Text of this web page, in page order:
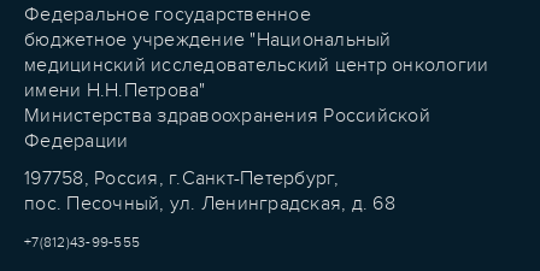
Федеральное государственное
бюджетное учреждение "Национальный
медицинский исследовательский центр онкологии
имени Н.Н.Петрова"
Министерства здравоохранения Российской
Федерации
197758, Россия, г.Санкт-Петербург,
пос. Песочный, ул. Ленинградская, д. 68
+7(812)43-99-555